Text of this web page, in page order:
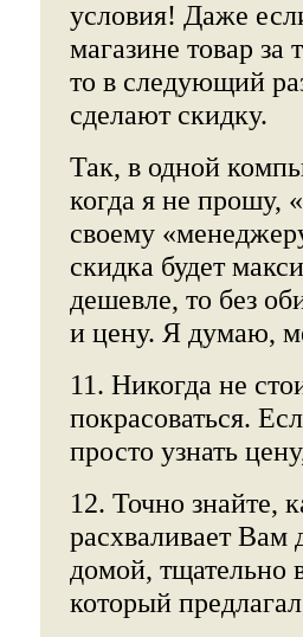
условия! Даже
магазине товар
то в следующий
сделают скидку.
Так, в одной
когда я не прошу,
своему
скидка будет
дешевле, то без
и цену. Я думаю,
11. Никогда не
покрасоваться.
просто узнать
12. Точно знайте,
расхваливает Вам
домой, тщательно
который